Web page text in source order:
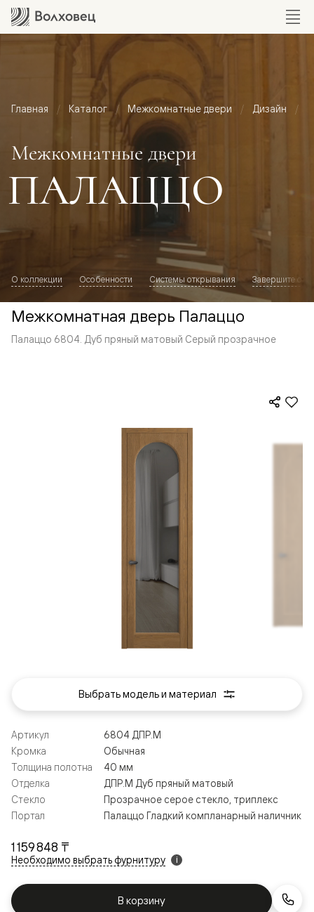
Главная Каталог Межкомнатные двери Дизайн
Межкомнатные двери
ПАЛАЦЦО
О коллекции Особенности Системы открывания Завершите
Межкомнатная дверь Палаццо
Палаццо 6804. Дуб пряный матовый Серый прозрачное
1 159 848 ₸
Необходимо выбрать фурнитуру i
В корзину
Артикул
6804 ДПР.М
Кромка
Обычная
Толщина полотна
40 мм
Отделка
ДПР.М Дуб пряный матовый
Стекло
Прозрачное серое стекло, триплекс
Портал
Палаццо Гладкий компланарный наличник
Выбрать модель и материал